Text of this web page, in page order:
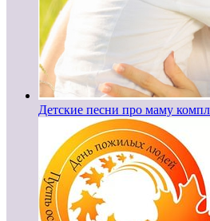
Детские песни про маму